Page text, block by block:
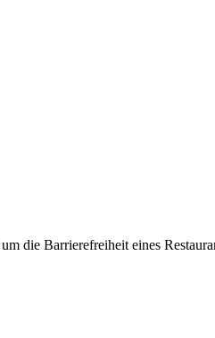
die Barrierefreiheit eines